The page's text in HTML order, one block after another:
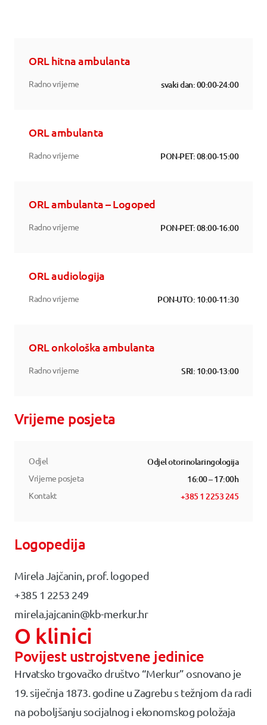
ORL hitna ambulanta
Radno vrijeme svaki dan: 00:00-24:00
ORL ambulanta
Radno vrijeme PON-PET: 08:00-15:00
ORL ambulanta – Logoped
Radno vrijeme PON-PET: 08:00-16:00
ORL audiologija
Radno vrijeme PON-UTO: 10:00-11:30
ORL onkološka ambulanta
Radno vrijeme SRI: 10:00-13:00
Vrijeme posjeta
Odjel Odjel otorinolaringologija
Vrijeme posjeta 16:00 – 17:00h
Kontakt +385 1 2253 245
Logopedija
Mirela Jajčanin, prof. logoped
+385 1 2253 249
mirela.jajcanin@kb-merkur.hr
O klinici
Povijest ustrojstvene jedinice
Hrvatsko trgovačko društvo “Merkur” osnovano je
19. siječnja 1873. godine u Zagrebu s težnjom da radi
na poboljšanju socijalnog i ekonomskog položaja